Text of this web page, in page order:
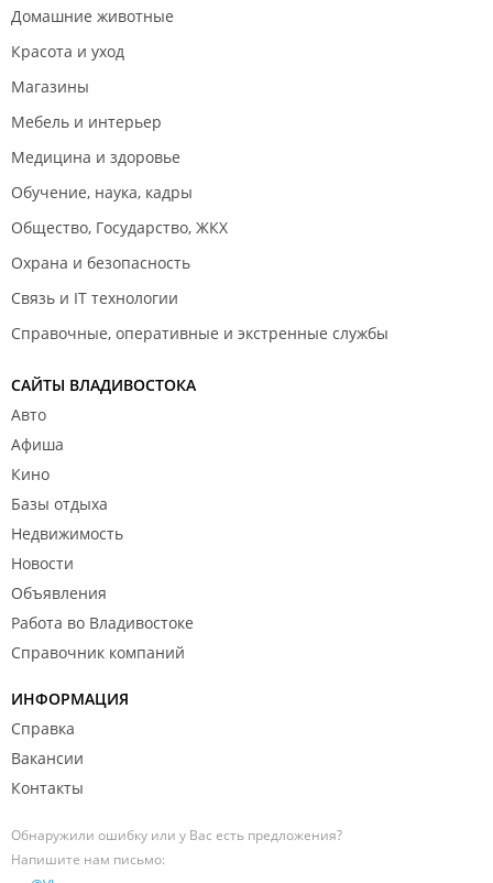
Домашние животные
Красота и уход
Магазины
Мебель и интерьер
Медицина и здоровье
Обучение, наука, кадры
Общество, Государство, ЖКХ
Охрана и безопасность
Связь и IT технологии
Справочные, оперативные и экстренные службы
САЙТЫ ВЛАДИВОСТОКА
Авто
Афиша
Кино
Базы отдыха
Недвижимость
Новости
Объявления
Работа во Владивостоке
Справочник компаний
ИНФОРМАЦИЯ
Справка
Вакансии
Контакты
Обнаружили ошибку или у Вас есть предложения?
Напишите нам письмо: